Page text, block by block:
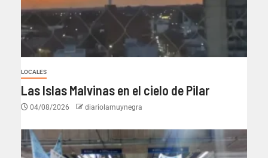
LOCALES
Las Islas Malvinas en el cielo de Pilar
04/08/2026 diariolamuynegra